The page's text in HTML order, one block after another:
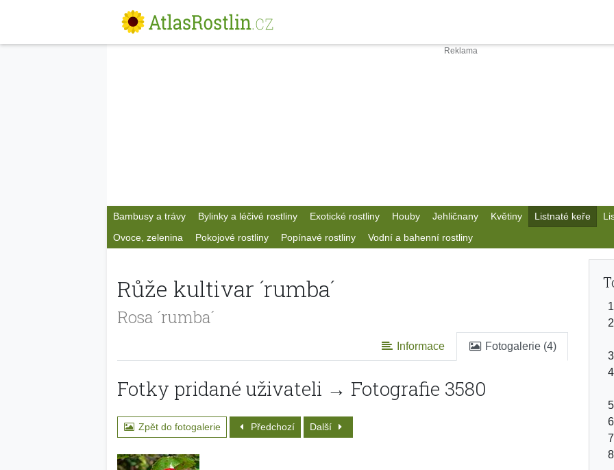
Bambusy a trávy Bylinky a léčivé rostliny Exotické rostliny Houby Jehličnany Květiny Listnaté keře
Ovoce, zelenina
Pokojové rostliny Popínavé rostliny Vodní a bahenní rostliny
Růže kultivar ´rumba´
Rosa ´rumba´
Informace Fotogalerie (4)
Fotky pridané uživateli → Fotografie 3580
Zpět do fotogalerie Předchozí Další